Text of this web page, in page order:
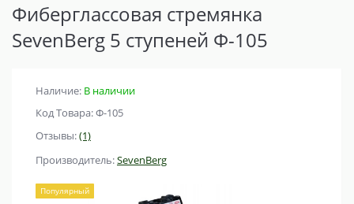
Фиберглассовая стремянка
SevenBerg 5 ступеней Ф-105
Наличие: В наличии
Код Товара: Ф-105
Отзывы:(1)
Производитель:SevenBerg
Популярный